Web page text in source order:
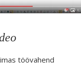
töövahend